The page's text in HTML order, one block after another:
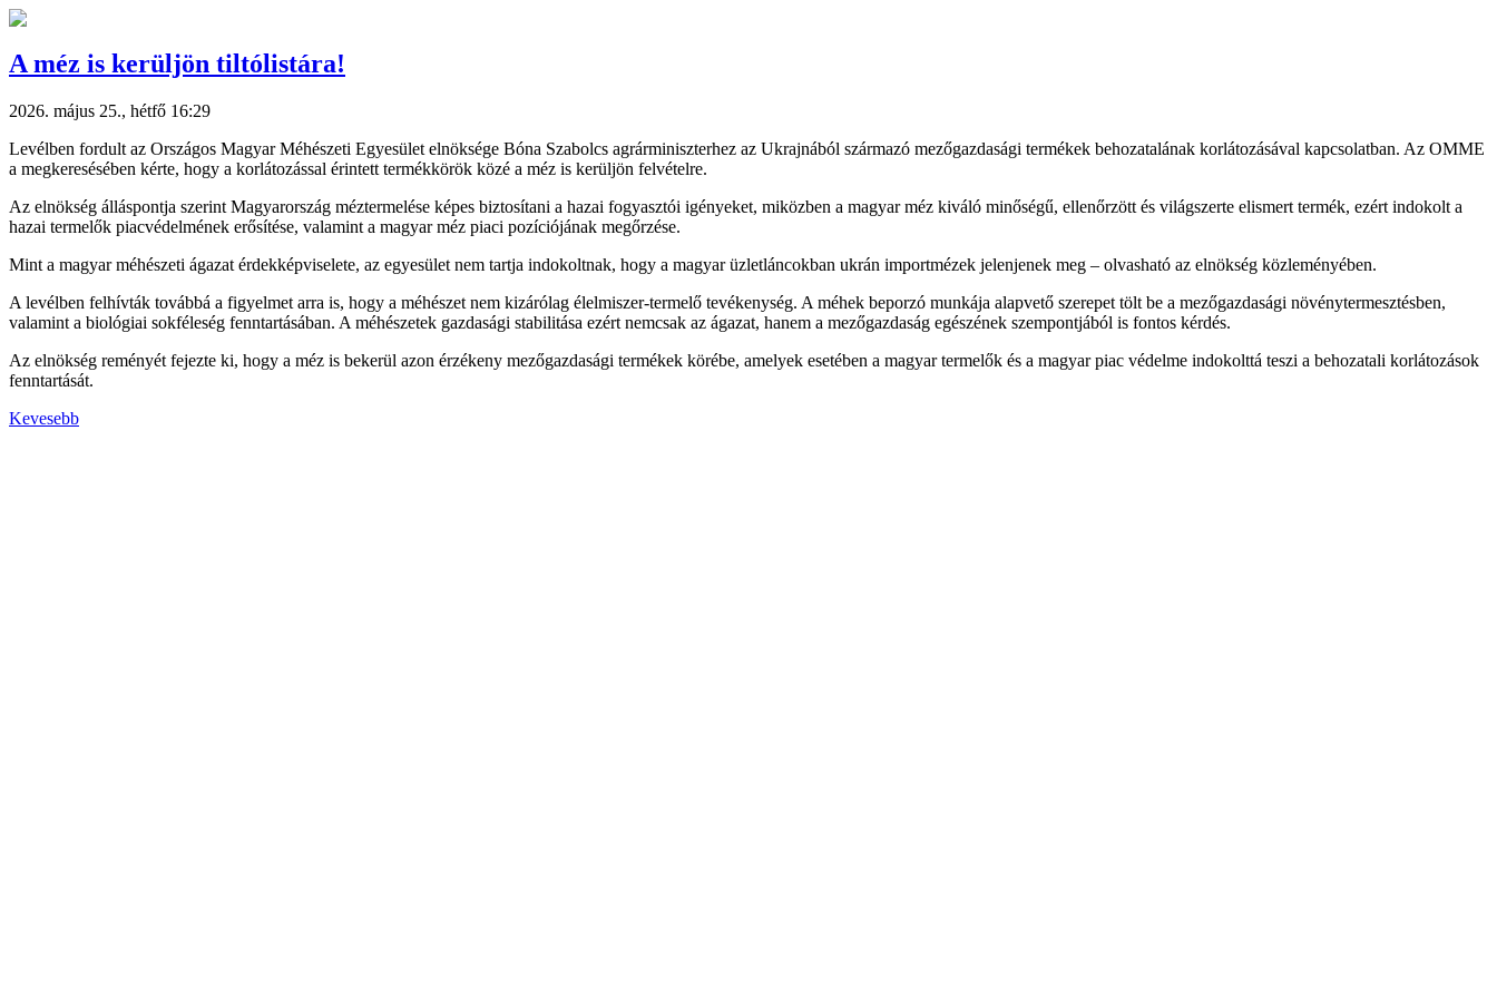
A méz is kerüljön tiltólistára!
2026. május 25., hétfő 16:29
Levélben fordult az Országos Magyar Méhészeti Egyesület elnöksége Bóna Szabolcs agrárminiszterhez az Ukrajnából származó mezőgazdasági termékek behozatalának korlátozásával kapcsolatban. Az OMME
a megkeresésében kérte, hogy a korlátozással érintett termékkörök közé a méz is kerüljön felvételre.
Az elnökség álláspontja szerint Magyarország méztermelése képes biztosítani a hazai fogyasztói igényeket, miközben a magyar méz kiváló minőségű, ellenőrzött és világszerte elismert termék, ezért indokolt a
hazai termelők piacvédelmének erősítése, valamint a magyar méz piaci pozíciójának megőrzése.
Mint a magyar méhészeti ágazat érdekképviselete, az egyesület nem tartja indokoltnak, hogy a magyar üzletláncokban ukrán importmézek jelenjenek meg – olvasható az elnökség közleményében.
A levélben felhívták továbbá a figyelmet arra is, hogy a méhészet nem kizárólag élelmiszer-termelő tevékenység. A méhek beporzó munkája alapvető szerepet tölt be a mezőgazdasági növénytermesztésben,
valamint a biológiai sokféleség fenntartásában. A méhészetek gazdasági stabilitása ezért nemcsak az ágazat, hanem a mezőgazdaság egészének szempontjából is fontos kérdés.
Az elnökség reményét fejezte ki, hogy a méz is bekerül azon érzékeny mezőgazdasági termékek körébe, amelyek esetében a magyar termelők és a magyar piac védelme indokolttá teszi a behozatali korlátozások
fenntartását.
Kevesebb